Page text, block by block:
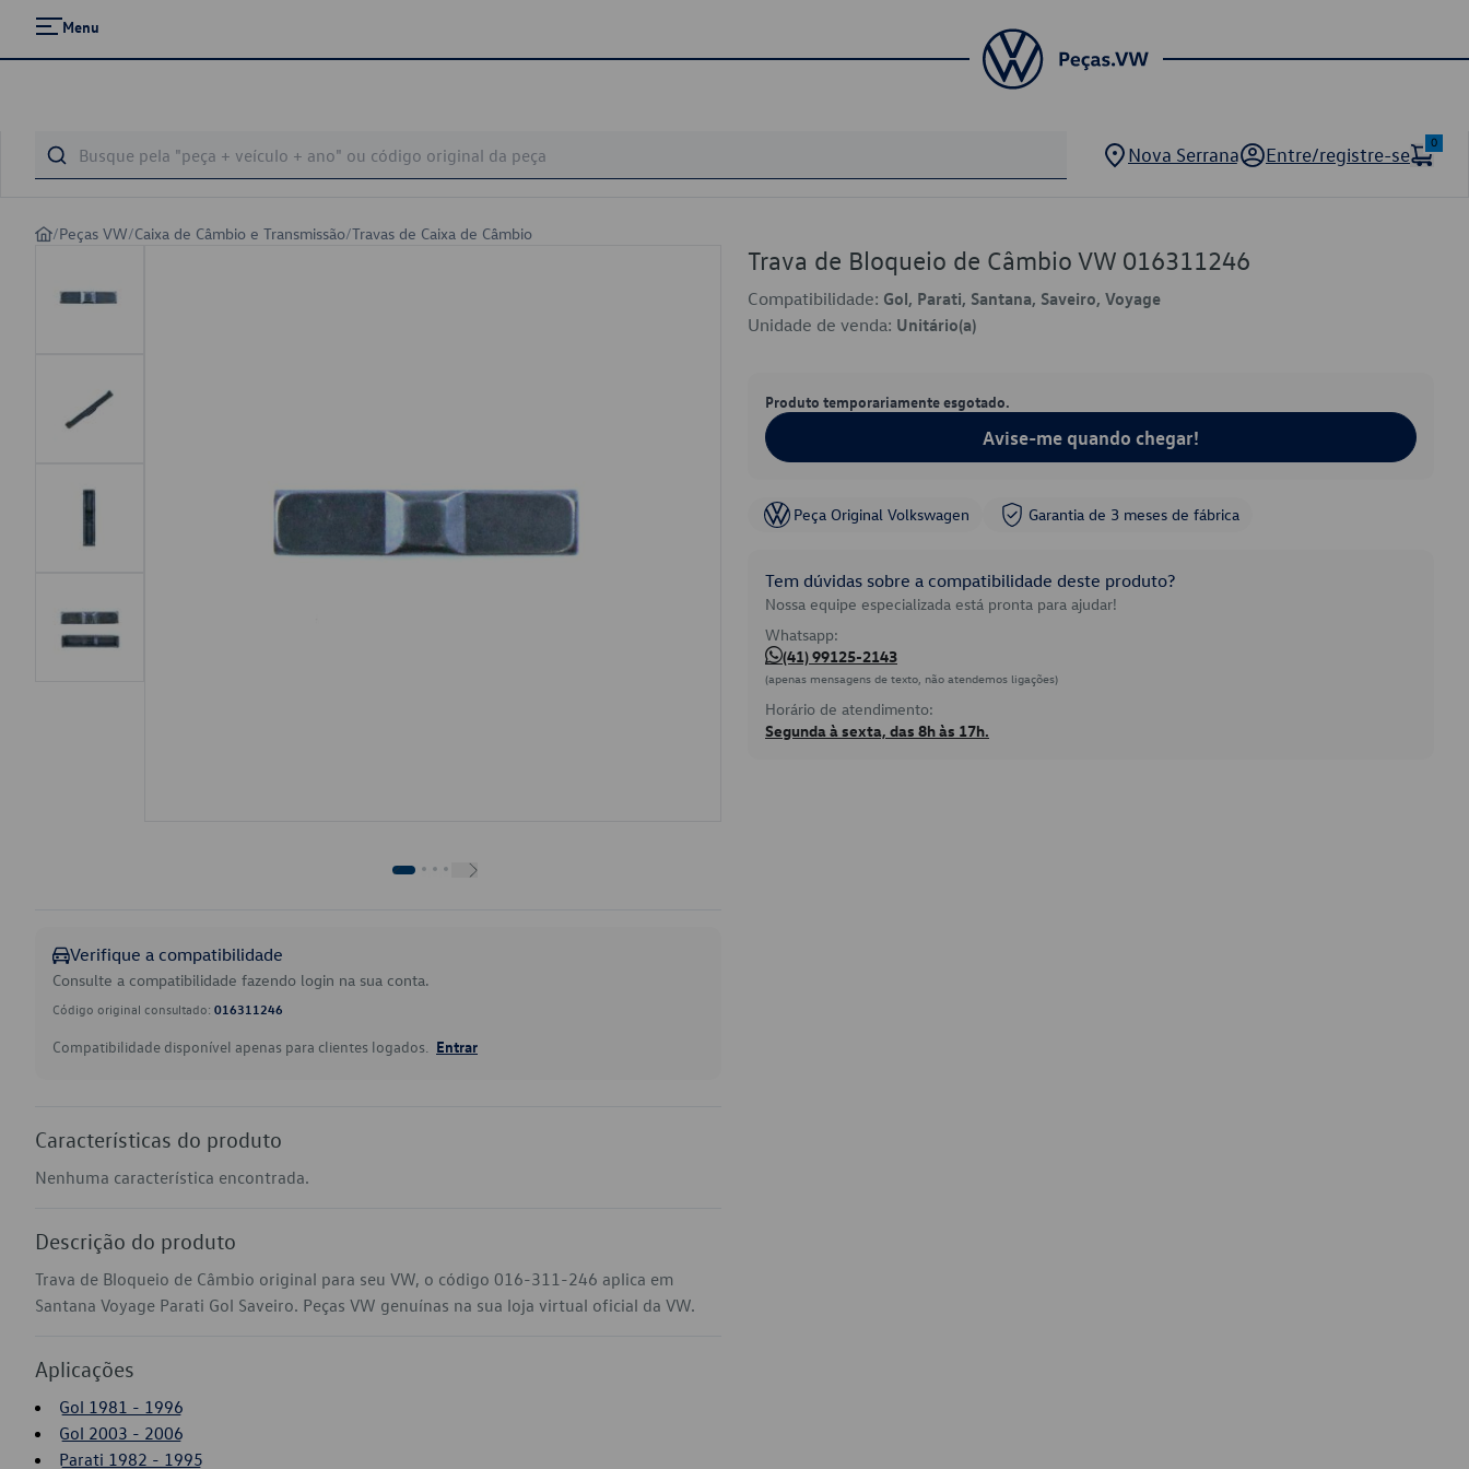
Menu
Nova Serrana Entre/registre-se
0
/Peças VW/Caixa de Câmbio e Transmissão/Travas de Caixa de Câmbio
Verifique a compatibilidade
Consulte a compatibilidade fazendo login na sua conta.
Código original consultado: 016311246
Compatibilidade disponível apenas para clientes logados. Entrar
Características do produto
Nenhuma característica encontrada.
Descrição do produto
Trava de Bloqueio de Câmbio original para seu VW, o código 016-311-246 aplica em
Santana Voyage Parati Gol Saveiro. Peças VW genuínas na sua loja virtual oficial da VW.
Aplicações
Gol 1981 - 1996
Gol 2003 - 2006
Parati 1982 - 1995
Trava de Bloqueio de Câmbio VW 016311246
Compatibilidade: Gol, Parati, Santana, Saveiro, Voyage
Unidade de venda: Unitário(a)
Produto temporariamente esgotado.
Avise-me quando chegar!
Peça Original Volkswagen Garantia de 3 meses de fábrica
Tem dúvidas sobre a compatibilidade deste produto?
Nossa equipe especializada está pronta para ajudar!
Whatsapp:
(41) 99125-2143
(apenas mensagens de texto, não atendemos ligações)
Horário de atendimento:
Segunda à sexta, das 8h às 17h.